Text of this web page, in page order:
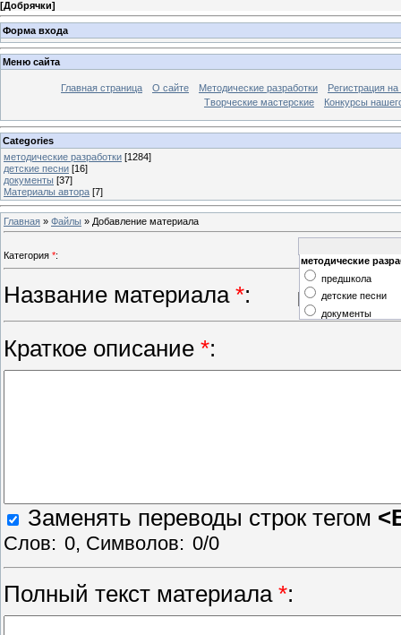
[Добрячки]
Форма входа
Меню сайта
Главная страница О сайте Методические разработки
Регистрация на
Творческие мастерские
Конкурсы
Categories
методические разработки [1284]
детские песни [16]
документы [37]
Материалы автора [7]
Главная » Файлы » Добавление материала
методические
предшкола
детские песни
документы
Название материала *:
Краткое описание *:
Заменять переводы строк тегом
Слов: 0, Символов: 0/0
Полный текст материала *: